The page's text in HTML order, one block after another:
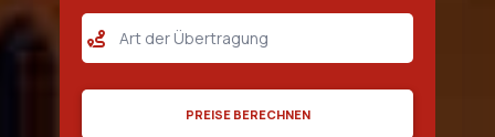
Flughafentransfer Nurnberg
Flughafentransfer Mannheim
PREISE BERECHNEN